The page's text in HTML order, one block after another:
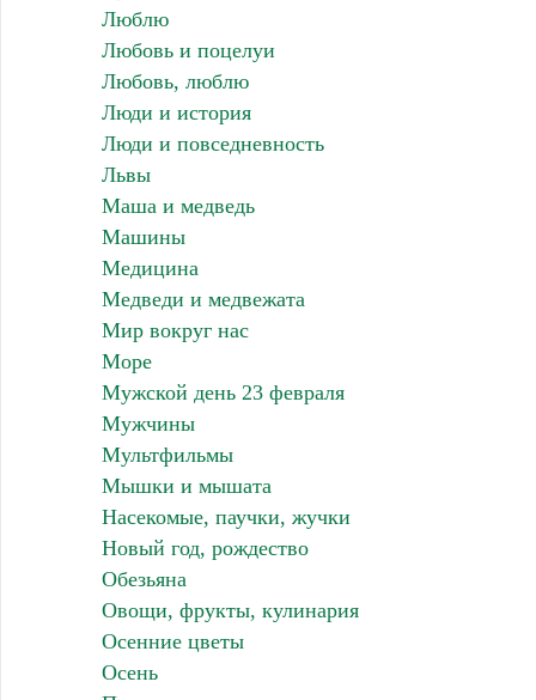
Люблю
Любовь и поцелуи
Любовь, люблю
Люди и история
Люди и повседневность
Львы
Маша и медведь
Машины
Медицина
Медведи и медвежата
Мир вокруг нас
Море
Мужской день 23 февраля
Мужчины
Мультфильмы
Мышки и мышата
Насекомые, паучки, жучки
Новый год, рождество
Обезьяна
Овощи, фрукты, кулинария
Осенние цветы
Осень